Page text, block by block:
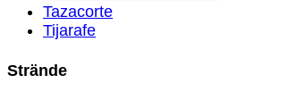
Tazacorte
Tijarafe
Strände